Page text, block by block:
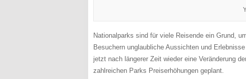
Nationalparks sind für viele Reisende ein Grund,
Besuchern unglaubliche Aussichten und
jetzt nach längerer Zeit wieder eine Veränderung
zahlreichen Parks Preiserhöhungen geplant.